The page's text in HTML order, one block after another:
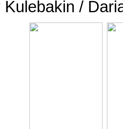
Kulebakin /